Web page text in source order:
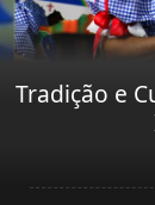
Tradição e